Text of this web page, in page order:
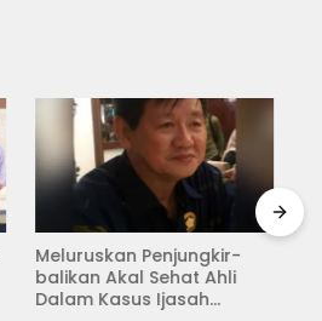
Rampas Motor Tanpa
Surat Resmi, Modus Baru
Debt Collector di Jalan